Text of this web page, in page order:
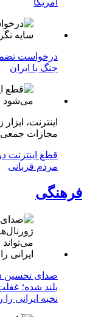
آمریکا
درخواست
جنگ با ایران
اینترنت،
مجازات جمعی
قطع اینترنت
مردم قربانی
فرهنگی
صدای تحسین
بلند شده؛
نخبه ایرانی را